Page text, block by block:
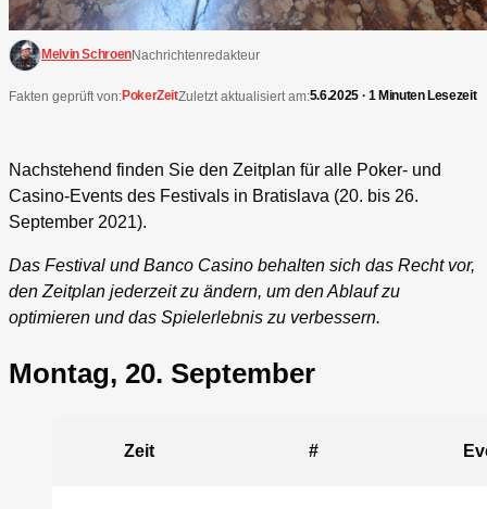
Melvin SchroenNachrichtenredakteur
Fakten geprüft von:PokerZeitZuletzt aktualisiert am:5.6.2025 · 1 Minuten Lesezeit
Nachstehend finden Sie den Zeitplan für alle Poker- und
Casino-Events des Festivals in Bratislava (20. bis 26.
September 2021).
Das Festival und Banco Casino behalten sich das Recht vor,
den Zeitplan jederzeit zu ändern, um den Ablauf zu
optimieren und das Spielerlebnis zu verbessern.
Montag, 20. September
Zeit #